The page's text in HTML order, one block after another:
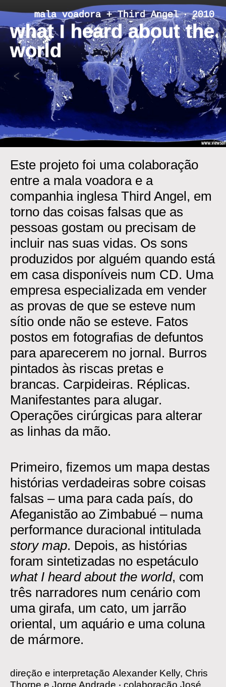
content
< >
mala voadora + Third Angel ‧ 2010
what I heard about the
world
Este projeto foi uma colaboração
entre a mala voadora e a
companhia inglesa Third Angel, em
torno das coisas falsas que as
pessoas gostam ou precisam de
incluir nas suas vidas. Os sons
produzidos por alguém quando está
em casa disponíveis num CD. Uma
empresa especializada em vender
as provas de que se esteve num
sítio onde não se esteve. Fatos
postos em fotografias de defuntos
para aparecerem no jornal. Burros
pintados às riscas pretas e
brancas. Carpideiras. Réplicas.
Manifestantes para alugar.
Operações cirúrgicas para alterar
as linhas da mão.
Primeiro, fizemos um mapa destas
histórias verdadeiras sobre coisas
falsas – uma para cada país, do
Afeganistão ao Zimbabué – numa
performance duracional intitulada
story map. Depois, as histórias
foram sintetizadas no espetáculo
what I heard about the world, com
três narradores num cenário com
uma girafa, um cato, um jarrão
oriental, um aquário e uma coluna
de mármore.
direção e interpretação Alexander Kelly, Chris